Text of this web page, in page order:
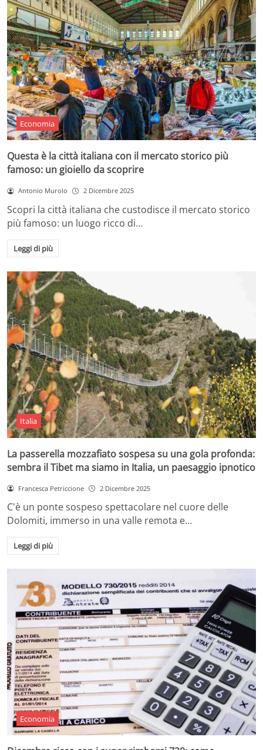
Economia
Questa è la città italiana con il mercato storico più
famoso: un gioiello da scoprire
Antonio Murolo 2 Dicembre 2025
Scopri la città italiana che custodisce il mercato storico
più famoso: un luogo ricco di…
Leggi di più
Italia
La passerella mozzafiato sospesa su una gola profonda:
sembra il Tibet ma siamo in Italia, un paesaggio ipnotico
Francesca Petriccione 2 Dicembre 2025
C'è un ponte sospeso spettacolare nel cuore delle
Dolomiti, immerso in una valle remota e…
Leggi di più
Economia